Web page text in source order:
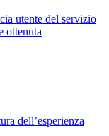
utente del servizio
ottenuta
dell’esperienza